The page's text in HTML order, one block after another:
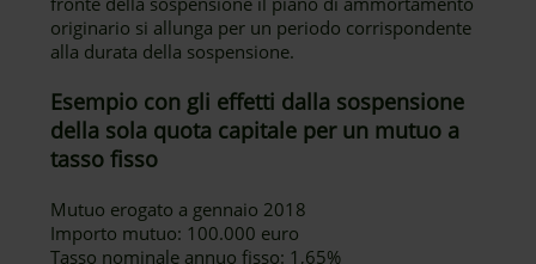
originario si allunga per un periodo corrispondente
alla durata della sospensione.
Esempio con gli effetti dalla sospensione
della sola quota capitale per un mutuo a
tasso fisso
Mutuo erogato a gennaio 2018
Importo mutuo: 100.000 euro
Tasso nominale annuo fisso: 1,65%